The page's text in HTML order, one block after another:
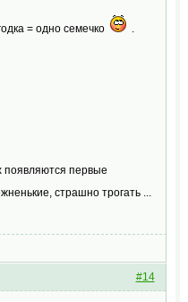
= одно семечко
.
появляются первые
страшно трогать ...
#14